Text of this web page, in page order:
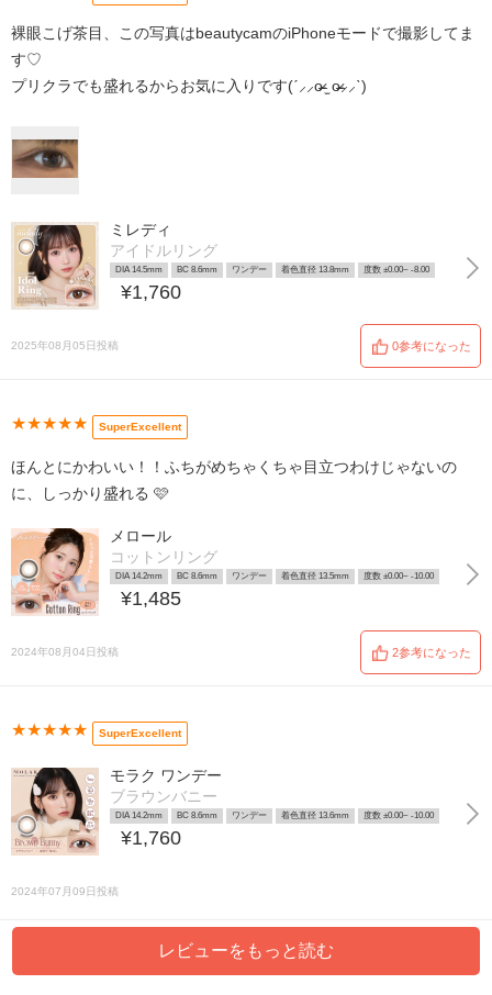
裸眼こげ茶目、この写真はbeautycamのiPhoneモードで撮影してま
す♡
プリクラでも盛れるからお気に入りです(ˊ⸝⸝o̴̶̷ ̫ o̴̶̷⸝⸝ˋ)
ミレディ
アイドルリング
DIA 14.5mm BC 8.6mm ワンデー 着色直径 13.8mm 度数 ±0.00~ -8.00
¥1,760
2025年08月05日投稿 0参考になった
★★★★★ SuperExcellent
ほんとにかわいい！！ふちがめちゃくちゃ目立つわけじゃないの
に、しっかり盛れる 🩷
メロール
コットンリング
DIA 14.2mm BC 8.6mm ワンデー 着色直径 13.5mm 度数 ±0.00~ -10.00
¥1,485
2024年08月04日投稿 2参考になった
★★★★★ SuperExcellent
モラク ワンデー
ブラウンバニー
DIA 14.2mm BC 8.6mm ワンデー 着色直径 13.6mm 度数 ±0.00~ -10.00
¥1,760
2024年07月09日投稿
レビューをもっと読む